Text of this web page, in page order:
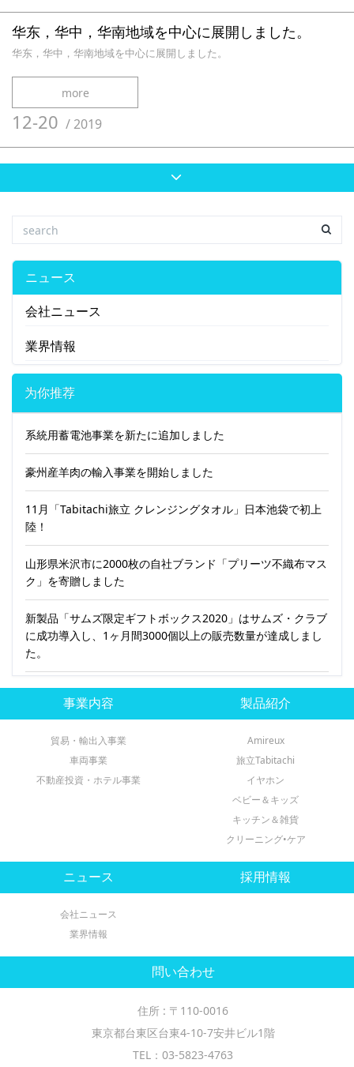
华东，华中，华南地域を中心に展開しました。
华东，华中，华南地域を中心に展開しました。
more
12-20 /2019
ニュース
会社ニュース
業界情報
为你推荐
系統用蓄電池事業を新たに追加しました
豪州産羊肉の輸入事業を開始しました
11月「Tabitachi旅立 クレンジングタオル」日本池袋で初上
陸！
山形県米沢市に2000枚の自社ブランド「プリーツ不織布マス
ク」を寄贈しました
新製品「サムズ限定ギフトボックス2020」はサムズ・クラブ
に成功導入し、1ヶ月間3000個以上の販売数量が達成しまし
た。
事業内容
貿易・輸出入事業
車両事業
不動産投資・ホテル事業
製品紹介
Amireux
旅立Tabitachi
イヤホン
ベビー＆キッズ
キッチン＆雑貨
クリーニング•ケア
ニュース
会社ニュース
業界情報
採用情報
問い合わせ
住所 : 〒110-0016
東京都台東区台東4-10-7安井ビル1階
TEL：03-5823-4763